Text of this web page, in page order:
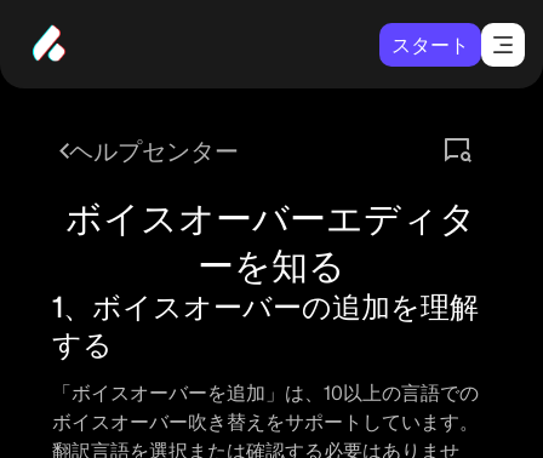
ヘルプセンター
ボイスオーバーエディタ
ーを知る
1、ボイスオーバーの追加を理解
する
「ボイスオーバーを追加」 は、10以上の言語での
ボイスオーバー吹き替えをサポートしています。
翻訳言語を選択または確認する必要はありませ
スタート